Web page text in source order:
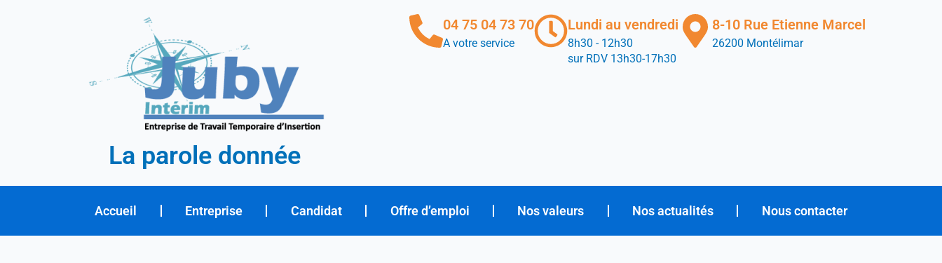
La parole donnée
04 75 04 73 70
A votre service
Lundi au vendredi
8h30 - 12h30
sur RDV 13h30-17h30
8-10 Rue Etienne Marcel
26200 Montélimar
Accueil Entreprise Candidat Offre d’emploi Nos valeurs Nos actualités Nous contacter